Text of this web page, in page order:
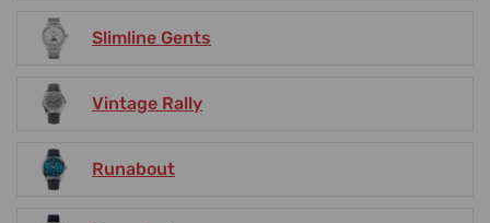
Slimline Gents
Vintage Rally
Runabout